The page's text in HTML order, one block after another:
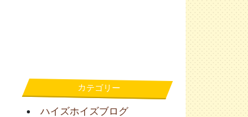
カテゴリー
ハイズホイズブログ